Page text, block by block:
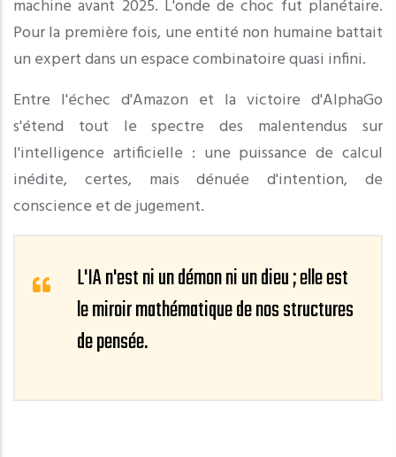
machine avant 2025. L'onde de choc fut planétaire.
Pour la première fois, une entité non humaine battait
un expert dans un espace combinatoire quasi infini.
Entre l'échec d'Amazon et la victoire d'AlphaGo
s'étend tout le spectre des malentendus sur
l'intelligence artificielle : une puissance de calcul
inédite, certes, mais dénuée d'intention, de
conscience et de jugement.
L'IA n'est ni un démon ni un dieu ; elle est
le miroir mathématique de nos structures
de pensée.